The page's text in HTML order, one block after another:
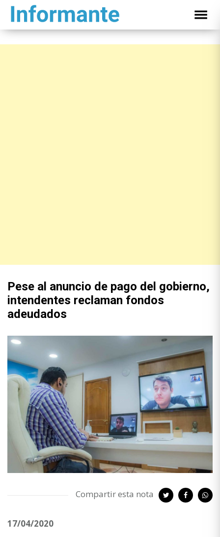
Pese al anuncio de pago del gobierno,
intendentes reclaman fondos
adeudados
Compartir esta nota
17/04/2020